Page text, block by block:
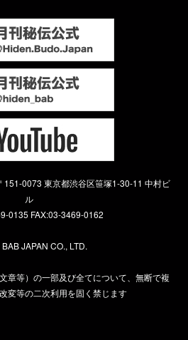
151-0073 東京都渋谷区笹塚1-30-11 中村ビ
ル
0135 FAX:03-3469-0162
JAPAN CO., LTD.
章等）の一部及び全てについて、無断で複
変等の二次利用を固く禁じます